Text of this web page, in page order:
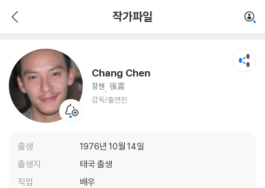
작가파일
Chang Chen
장첸 張震
감독/출연진
출생
1976년 10월 14일
출생지
태국 출생
직업
배우